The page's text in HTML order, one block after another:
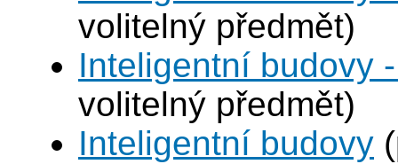
volitelný předmět)
Inteligentní budovy
volitelný předmět)
Inteligentní budovy